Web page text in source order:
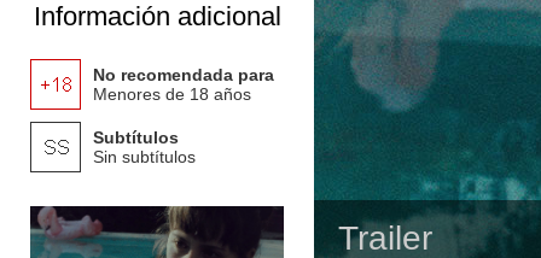
Información adicional
No recomendada para
Menores de 18 años
Subtítulos
Sin subtítulos
Trailer